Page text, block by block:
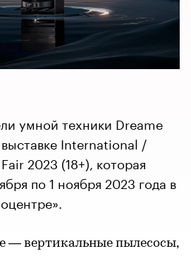
умной техники Dreame
International /
2023 (18+), которая
по 1 ноября 2023 года в
— вертикальные пылесосы,